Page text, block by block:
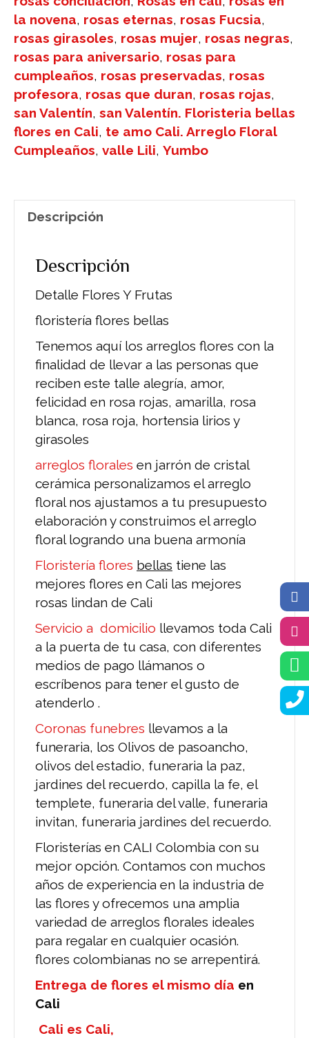
la novena, rosas eternas, rosas Fucsia,
rosas girasoles, rosas mujer, rosas negras,
rosas para aniversario, rosas para
cumpleaños, rosas preservadas, rosas
profesora, rosas que duran, rosas rojas,
san Valentín, san Valentín. Floristeria bellas
flores en Cali, te amo Cali. Arreglo Floral
Cumpleaños, valle Lili, Yumbo
Descripción
Descripción
Detalle Flores Y Frutas
floristería flores bellas
Tenemos aquí los arreglos flores con la
finalidad de llevar a las personas que
reciben este talle alegría, amor,
felicidad en rosa rojas, amarilla, rosa
blanca, rosa roja, hortensia lirios y
girasoles
arreglos florales en jarrón de cristal
cerámica personalizamos el arreglo
floral nos ajustamos a tu presupuesto
elaboración y construimos el arreglo
floral logrando una buena armonía
Floristería flores bellas tiene las
mejores flores en Cali las mejores
rosas lindan de Cali
Servicio a domicilio llevamos toda Cali
a la puerta de tu casa, con diferentes
medios de pago llámanos o
escríbenos para tener el gusto de
atenderlo .
Coronas funebres llevamos a la
funeraria, los Olivos de pasoancho,
olivos del estadio, funeraria la paz,
jardines del recuerdo, capilla la fe, el
templete, funeraria del valle, funeraria
invitan, funeraria jardines del recuerdo.
Floristerías en CALI Colombia con su
mejor opción. Contamos con muchos
años de experiencia en la industria de
las flores y ofrecemos una amplia
variedad de arreglos florales ideales
para regalar en cualquier ocasión.
flores colombianas no se arrepentirá.
Entrega de flores el mismo día en
Cali
Cali es Cali,